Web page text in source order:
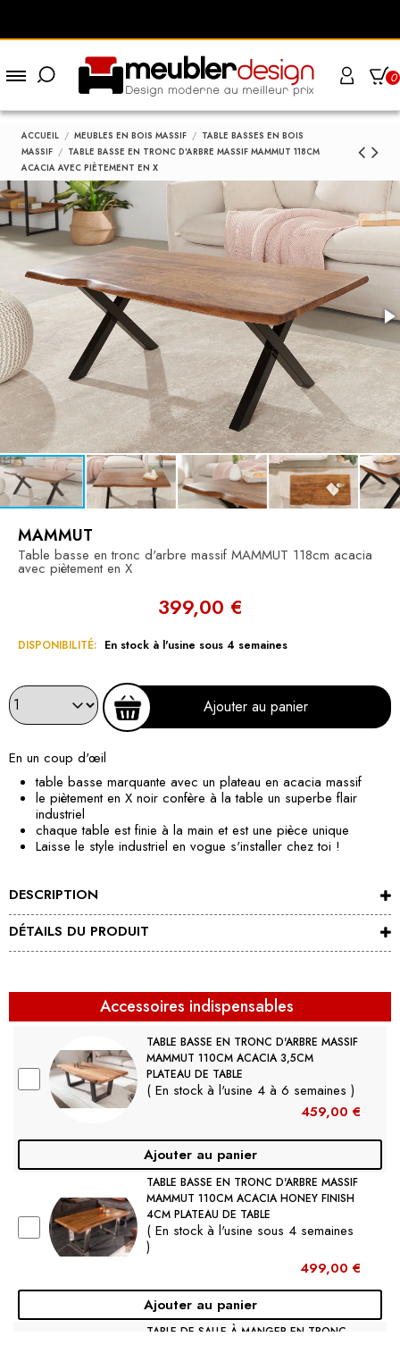
0
ACCUEIL MEUBLES EN BOIS MASSIF
TABLE BASSES EN BOIS
MASSIF
TABLE BASSE EN TRONC D'ARBRE MASSIF MAMMUT 118CM
ACACIA AVEC PIÈTEMENT EN X
MAMMUT
Table basse en tronc d'arbre massif MAMMUT 118cm acacia
avec piètement en X
399,00 €
DISPONIBILITÉ: En stock à l'usine sous 4 semaines
Ajouter au panier
En un coup d'œil
table basse marquante avec un plateau en acacia massif
le piètement en X noir confère à la table un superbe flair
industriel
chaque table est finie à la main et est une pièce unique
Laisse le style industriel en vogue s'installer chez toi !
DESCRIPTION
DÉTAILS DU PRODUIT
Accessoires indispensables
TABLE BASSE EN TRONC D'ARBRE MASSIF
MAMMUT 110CM ACACIA 3,5CM
PLATEAU DE TABLE
( En stock à l'usine 4 à 6 semaines )
459,00 €
Ajouter au panier
TABLE BASSE EN TRONC D'ARBRE MASSIF
MAMMUT 110CM ACACIA HONEY FINISH
4CM PLATEAU DE TABLE
( En stock à l'usine sous 4 semaines
)
499,00 €
Ajouter au panier
TABLE DE SALLE À MANGER EN TRONC